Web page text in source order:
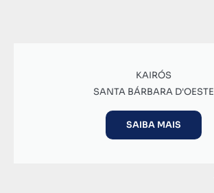
KAIRÓS
SANTA BÁRBARA D'OESTE
SAIBA MAIS